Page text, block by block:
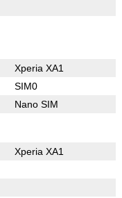
Xperia XA1
SIM0
Nano SIM
Xperia XA1